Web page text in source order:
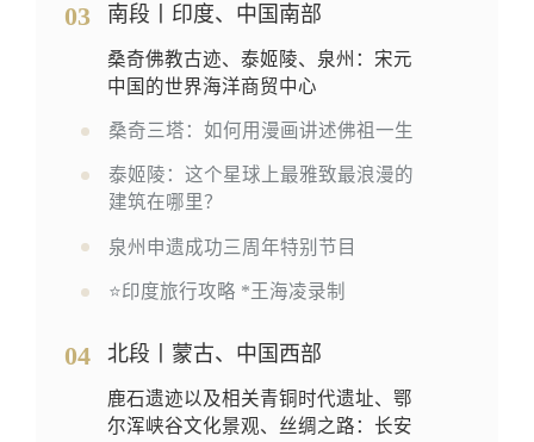
03 南段丨印度、中国南部
桑奇佛教古迹、泰姬陵、泉州：宋元
中国的世界海洋商贸中心
桑奇三塔：如何用漫画讲述佛祖一生
泰姬陵：这个星球上最雅致最浪漫的
建筑在哪里？
泉州申遗成功三周年特别节目
⭐印度旅行攻略 *王海凌录制
04 北段丨蒙古、中国西部
鹿石遗迹以及相关青铜时代遗址、鄂
尔浑峡谷文化景观、丝绸之路：长安